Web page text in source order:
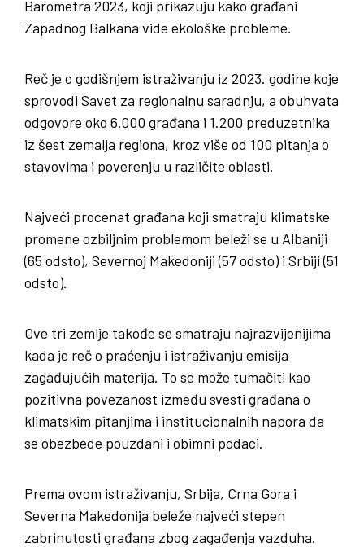
Barometra 2023, koji prikazuju kako građani
Zapadnog Balkana vide ekološke probleme.
Reč je o godišnjem istraživanju iz 2023. godine koje
sprovodi Savet za regionalnu saradnju, a obuhvata
odgovore oko 6.000 građana i 1.200 preduzetnika
iz šest zemalja regiona, kroz više od 100 pitanja o
stavovima i poverenju u različite oblasti.
Najveći procenat građana koji smatraju klimatske
promene ozbiljnim problemom beleži se u Albaniji
(65 odsto), Severnoj Makedoniji (57 odsto) i Srbiji (51
odsto).
Ove tri zemlje takođe se smatraju najrazvijenijima
kada je reč o praćenju i istraživanju emisija
zagađujućih materija. To se može tumačiti kao
pozitivna povezanost između svesti građana o
klimatskim pitanjima i institucionalnih napora da
se obezbede pouzdani i obimni podaci.
Prema ovom istraživanju, Srbija, Crna Gora i
Severna Makedonija beleže najveći stepen
zabrinutosti građana zbog zagađenja vazduha.